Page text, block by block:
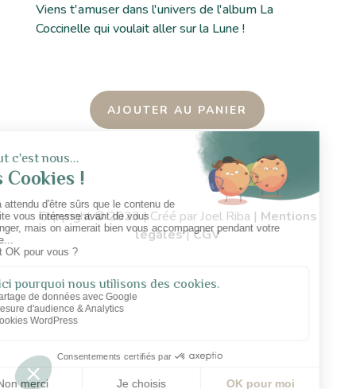
Viens t'amuser dans l'univers de l'album La
Coccinelle qui voulait aller sur la Lune !
AJOUTER AU PANIER
Copyright © 2023 | Créé par Joel Riba | Mentions
légales|CGV